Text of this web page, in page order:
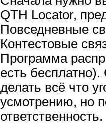
QTH Locator,
Повседневные
Контестовые
Программа
есть
делать всё что
усмотрению, но
ответственность.